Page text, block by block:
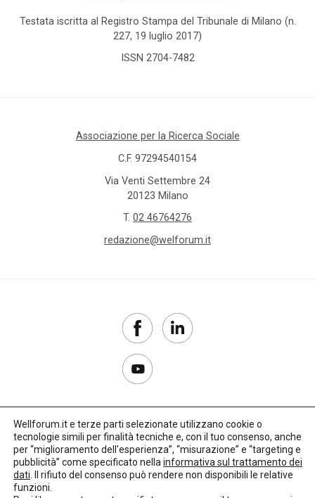
Testata iscritta al Registro Stampa del Tribunale di Milano (n.
227, 19 luglio 2017)
ISSN 2704-7482
Associazione per la Ricerca Sociale
C.F. 97294540154
Via Venti Settembre 24
20123 Milano
T. 02 46764276
redazione@welforum.it
Copyright 2017–2026
Privacy Policy
Wellforum.it e terze parti selezionate utilizzano cookie o
tecnologie simili per finalità tecniche e, con il tuo consenso, anche
per “miglioramento dell'esperienza”, “misurazione” e “targeting e
pubblicità” come specificato nella informativa sul trattamento dei
dati . Il rifiuto del consenso può rendere non disponibili le relative
funzioni.